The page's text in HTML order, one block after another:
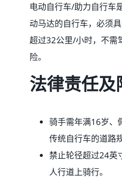
温馨提示
联系我们
语言Languages
电动自行车/助力自行车
动马达的自行车，必须
超过32公里/小时，不需
险。
法律责任及
骑手需年满16岁、
传统自行车的道路
禁止轮径超过24英
人行道上骑行。